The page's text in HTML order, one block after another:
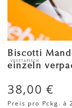
Biscotti
einzeln
38,00 €
Preis pro Pckg. à